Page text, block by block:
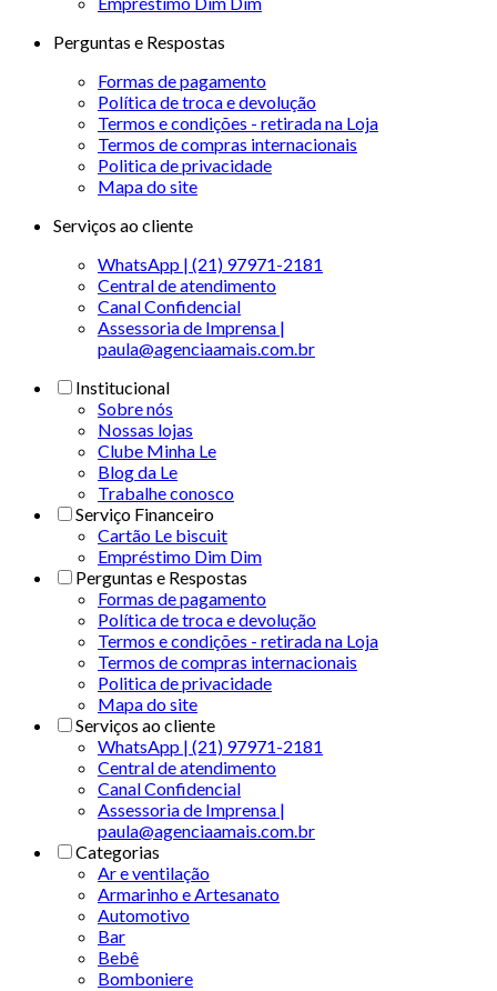
Perguntas e Respostas
Formas de pagamento
Política de troca e devolução
Termos e condições - retirada na Loja
Termos de compras internacionais
Politica de privacidade
Mapa do site
Serviços ao cliente
WhatsApp | (21) 97971-2181
Central de atendimento
Canal Confidencial
Assessoria de Imprensa |
paula@agenciaamais.com.br
Institucional
Sobre nós
Nossas lojas
Clube Minha Le
Blog da Le
Trabalhe conosco
Serviço Financeiro
Cartão Le biscuit
Empréstimo Dim Dim
Perguntas e Respostas
Formas de pagamento
Política de troca e devolução
Termos e condições - retirada na Loja
Termos de compras internacionais
Politica de privacidade
Mapa do site
Serviços ao cliente
WhatsApp | (21) 97971-2181
Central de atendimento
Canal Confidencial
Assessoria de Imprensa |
paula@agenciaamais.com.br
Categorias
Ar e ventilação
Armarinho e Artesanato
Automotivo
Bar
Bebê
Bomboniere